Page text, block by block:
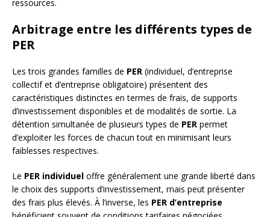
ressources.
Arbitrage entre les différents types de
PER
Les trois grandes familles de PER (individuel, d’entreprise
collectif et d’entreprise obligatoire) présentent des
caractéristiques distinctes en termes de frais, de supports
d’investissement disponibles et de modalités de sortie. La
détention simultanée de plusieurs types de PER permet
d’exploiter les forces de chacun tout en minimisant leurs
faiblesses respectives.
Le PER individuel offre généralement une grande liberté dans
le choix des supports d’investissement, mais peut présenter
des frais plus élevés. À l’inverse, les PER d’entreprise